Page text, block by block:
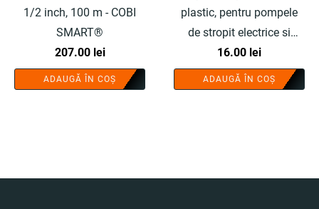
1/2 inch, 100 m - COBI
SMART®
207.00 lei
ADAUGĂ ÎN COȘ
plastic, pentru pompele
de stropit electrice si
manuale - COBI SMART®
16.00 lei
ADAUGĂ ÎN COȘ